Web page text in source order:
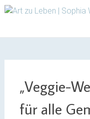
„Veggie-
für alle